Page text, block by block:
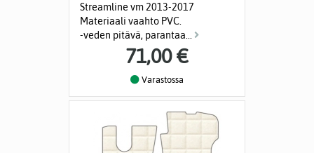
Streamline vm 2013-2017
Materiaali vaahto PVC.
-veden pitävä, parantaa...
71,00 €
Varastossa